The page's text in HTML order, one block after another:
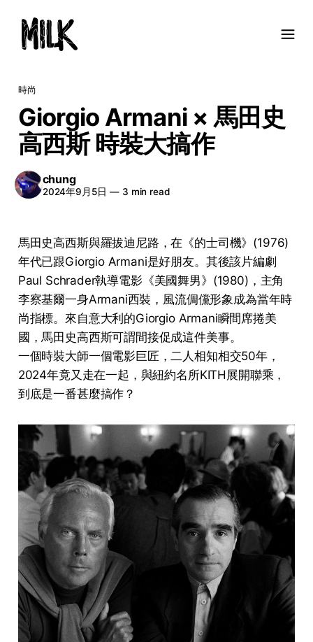
時尚
Giorgio Armani × 馬田史
高西斯 時裝大搞作
chung
2024年9月5日 —3 min read
馬田史高西斯與羅拔迪尼路，在《的士司機》(1976)
年代已跟Giorgio Armani是好朋友。其後該片編劇
Paul Schrader執導電影《美國舞男》(1980)，主角
李察基爾一身Armani西裝，風流倜儻形象成為當年時
尚指標。來自意大利的Giorgio Armani瞬間席捲美
國，馬田史高西斯可謂間接促成這件美事。
一個時裝大師一個電影巨匠，二人相知相交50年，
2024年竟又走在一起，與紐約名所KITH展開聯乘，
到底是一番甚麼搞作？